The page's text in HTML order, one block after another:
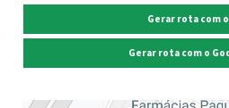
Gerar rota com o
Gerar rota com o